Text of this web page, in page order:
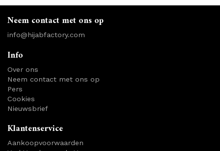
Neem contact met ons op
info@hijabfactory.com
Info
Over ons
Neem contact met ons op
Pers
Cookies
Nieuwsbrief
Klantenservice
Aankoopvoorwaarden